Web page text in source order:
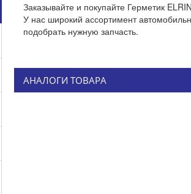
Заказывайте и покупайте Герметик
У нас широкий ассортимент
подобрать нужную запчасть.
АНАЛОГИ ТОВАРА